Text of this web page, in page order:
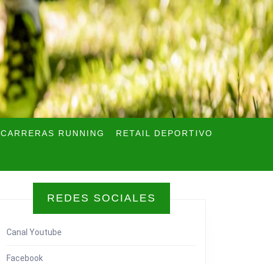
CARRERAS RUNNING RETAIL DEPORTIVO
REDES SOCIALES
Canal Youtube
Facebook